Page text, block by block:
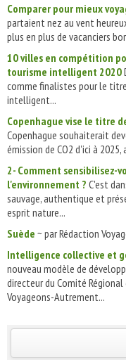
Comparer pour mieux
partaient nez au vent
plus en plus de vacanciers
10 villes en compétition
tourisme intelligent 2020
comme finalistes pour le
intelligent...
Copenhague vise le titre
Copenhague souhaiterait
émission de CO2 d'ici à
2- Comment sensibilisez-
l'environnement ? C'est
sauvage, authentique et
esprit nature...
Suède ~ par Rédaction
Intelligence collective et
nouveau modèle de
directeur du Comité Régional
Voyageons-Autrement...